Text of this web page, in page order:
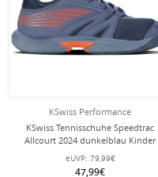
KSwiss Performance
KSwiss Tennisschuhe Speedtrac
Allcourt 2024 dunkelblau Kinder
eUVP: 79,99€
47,99€